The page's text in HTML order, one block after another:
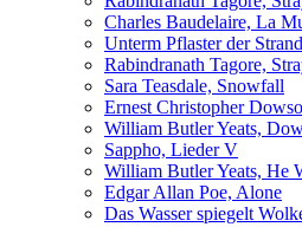
Charles Baudelaire, La
Unterm Pflaster der Strand
Rabindranath Tagore,
Sara Teasdale, Snowfall
Ernest Christopher
William Butler Yeats,
Sappho, Lieder V
William Butler Yeats, He
Edgar Allan Poe, Alone
Das Wasser spiegelt